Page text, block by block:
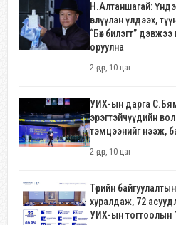
Н.Алтаншагай:
өвлүүлэн үлдээх,
“Бөх билэгт”
оруулна
2 өдөр, 10 цаг
УИХ-ын дарга
эрэгтэйчүүдийн
тэмцээнийг нээж,
2 өдөр, 10 цаг
Төрийн
хуралдаж, 72
УИХ-ын тогтоолын